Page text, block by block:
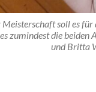
soll es
zumindest die
und Britta